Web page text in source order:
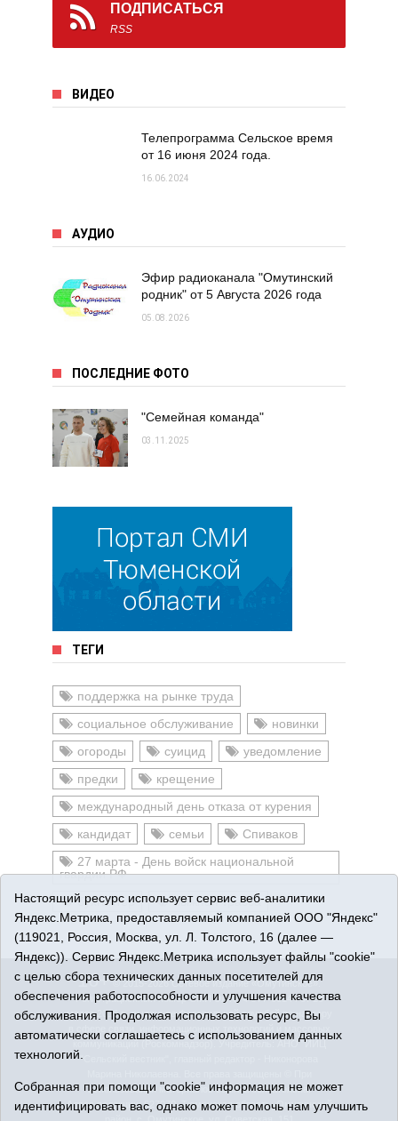
ПОДПИСАТЬСЯ
RSS
ВИДЕО
Телепрограмма Сельское время
от 16 июня 2024 года.
16.06.2024
АУДИО
Эфир радиоканала "Омутинский
родник" от 5 Августа 2026 года
05.08.2026
ПОСЛЕДНИЕ ФОТО
"Семейная команда"
03.11.2025
ТЕГИ
поддержка на рынке труда
социальное обслуживание
новинки
огороды
суицид
уведомление
предки
крещение
международный день отказа от курения
кандидат
семьи
Спиваков
27 марта - День войск национальной
гвардии РФ
бухгалтер
лыжная трасса
16+© 2015-2026 Сетевое издание «Омутинское».
Регистрационный номер СМИ Эл № ФС77-65144 от 28
марта 2016 г., выданное Федеральной службой по надзору
коммуникаций (Роскомнадзор). Учредитель: АНО "ИИЦ
"Сельский вестник", главный редактор - Никонорова
использовании материалов ссылка обязательна.
Адрес редакции: 627070, Тюменская область, Омутинский
Настоящий ресурс использует сервис веб-аналитики
Яндекс.Метрика, предоставляемый компанией ООО "Яндекс"
(119021, Россия, Москва, ул. Л. Толстого, 16 (далее —
Яндекс)). Сервис Яндекс.Метрика использует файлы "cookie"
с целью сбора технических данных посетителей для
обеспечения работоспособности и улучшения качества
обслуживания. Продолжая использовать ресурс, Вы
автоматически соглашаетесь с использованием данных
технологий.
Собранная при помощи "cookie" информация не может
идентифицировать вас, однако может помочь нам улучшить